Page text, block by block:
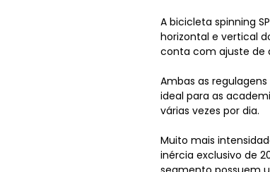
A bicicleta spinning
horizontal e vertical
conta com ajuste de
Ambas as
ideal para as
várias vezes por dia.
Muito mais
inércia exclusivo de